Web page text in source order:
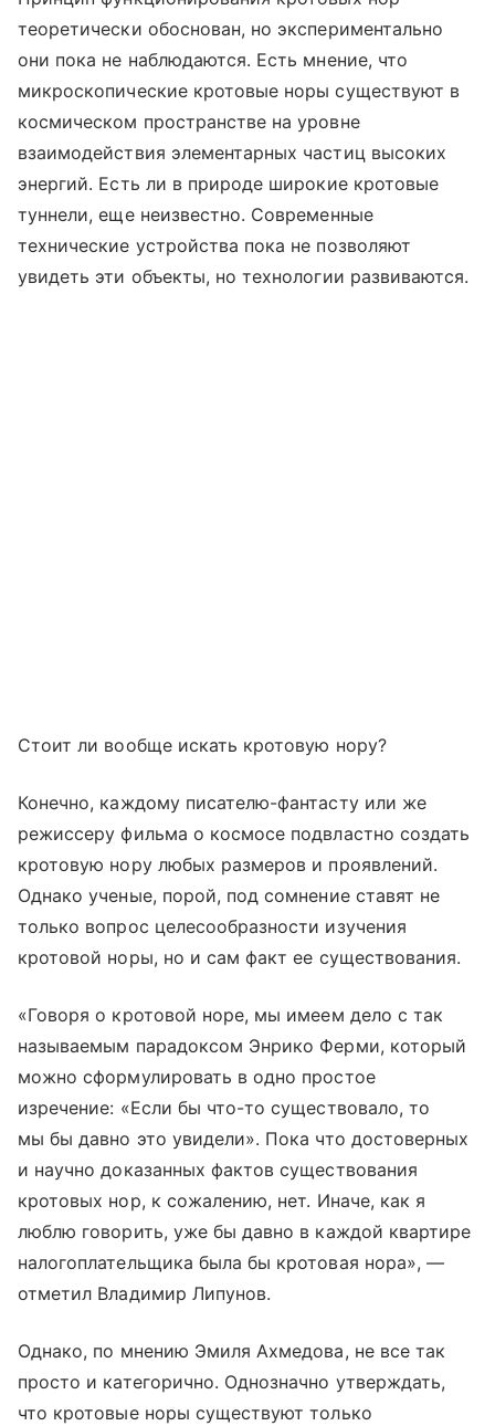
теоретически обоснован, но экспериментально
они пока не наблюдаются. Есть мнение, что
микроскопические кротовые норы существуют в
космическом пространстве на уровне
взаимодействия элементарных частиц высоких
энергий. Есть ли в природе широкие кротовые
туннели, еще неизвестно. Современные
технические устройства пока не позволяют
увидеть эти объекты, но технологии развиваются.
Стоит ли вообще искать кротовую нору?
Конечно, каждому писателю-фантасту или же
режиссеру фильма о космосе подвластно создать
кротовую нору любых размеров и проявлений.
Однако ученые, порой, под сомнение ставят не
только вопрос целесообразности изучения
кротовой норы, но и сам факт ее существования.
«Говоря о кротовой норе, мы имеем дело с так
называемым парадоксом Энрико Ферми, который
можно сформулировать в одно простое
изречение: «Если бы что-то существовало, то
мы бы давно это увидели». Пока что достоверных
и научно доказанных фактов существования
кротовых нор, к сожалению, нет. Иначе, как я
люблю говорить, уже бы давно в каждой квартире
налогоплательщика была бы кротовая нора», —
отметил Владимир Липунов.
Однако, по мнению Эмиля Ахмедова, не все так
просто и категорично. Однозначно утверждать,
что кротовые норы существуют только